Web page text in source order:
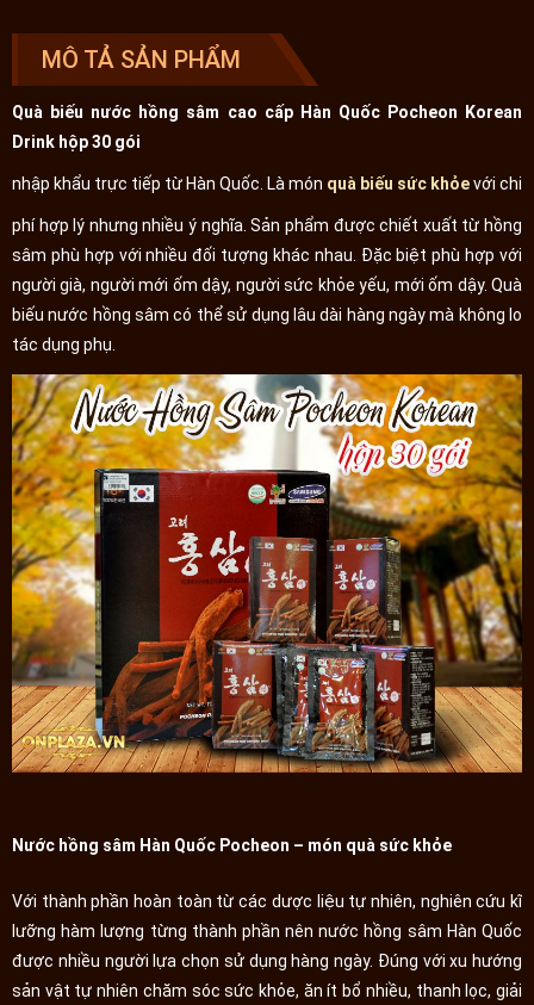
MÔ TẢ SẢN PHẨM
Quà biếu nước hồng sâm cao cấp Hàn Quốc Pocheon Korean
Drink hộp 30 gói
nhập khẩu trực tiếp từ Hàn Quốc. Là món quà biếu sức khỏevới chi
phí hợp lý nhưng nhiều ý nghĩa. Sản phẩm được chiết xuất từ hồng
sâm phù hợp với nhiều đối tượng khác nhau. Đặc biệt phù hợp với
người già, người mới ốm dậy, người sức khỏe yếu, mới ốm dậy. Quà
biếu nước hồng sâm có thể sử dụng lâu dài hàng ngày mà không lo
tác dụng phụ.
Nước hồng sâm Hàn Quốc Pocheon – món quà sức khỏe
Với thành phần hoàn toàn từ các dược liệu tự nhiên, nghiên cứu kĩ
lưỡng hàm lượng từng thành phần nên nước hồng sâm Hàn Quốc
được nhiều người lựa chọn sử dụng hàng ngày. Đúng với xu hướng
sản vật tự nhiên chăm sóc sức khỏe, ăn ít bổ nhiều, thanh lọc, giải